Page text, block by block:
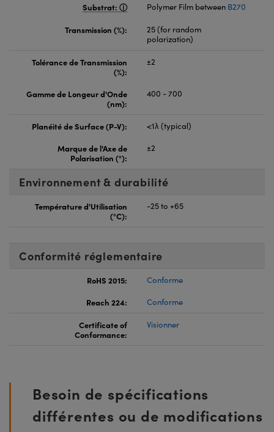
Substrat: Polymer Film between B270
Transmission (%):
25 (for random
polarization)
Tolérance de Transmission
(%):
±2
Gamme de Longeur d'Onde
(nm):
400 - 700
Planéité de Surface (P-V):
<1λ (typical)
Marque de l'Axe de
Polarisation (°):
±2
Environnement & durabilité
Température d'Utilisation
(°C):
-25 to +65
Conformité réglementaire
RoHS 2015:
Conforme
Reach 224:
Conforme
Certificate of
Conformance:
Visionner
Besoin de spécifications
différentes ou de modifications